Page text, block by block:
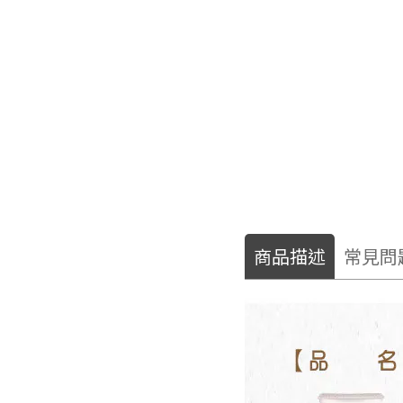
商品描述 常見問